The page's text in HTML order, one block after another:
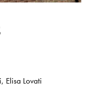
Elisa Lovati